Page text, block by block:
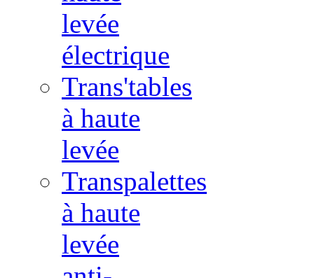
levée
électrique
Trans'tables
à haute
levée
Transpalettes
à haute
levée